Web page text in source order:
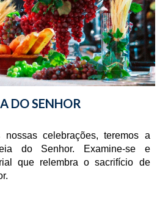
DO SENHOR
celebrações, teremos a
do Senhor. Examine-se e
que relembra o sacrifício de